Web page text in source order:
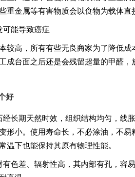
重金属等有害物质会以食物为载体直
可能导致癌症
较高，所有有些无良商家为了降低
成台面之后还是会残留超量的甲醛
好
经长期天然时效，组织结构均匀，线
形小。使用寿命长，不必涂油，不
温下也能保持其原有物理性能。
有色差、辐射性高，其内部有孔，容